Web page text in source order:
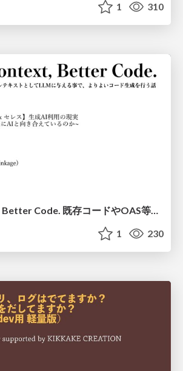
1 310
More Context, Better Code. 既存コードやOAS等をコンテキストとしてLLMに与える事で、よりよいコード生成を行う話
1 230